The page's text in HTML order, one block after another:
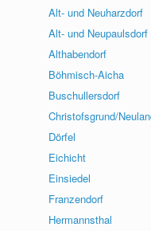
Alt- und Neuharzdorf
Alt- und Neupaulsdorf
Althabendorf
Böhmisch-Aicha
Buschullersdorf
Christofsgrund/
Dörfel
Eichicht
Einsiedel
Franzendorf
Hermannsthal